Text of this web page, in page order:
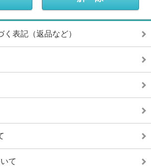
表記（返品など）
て